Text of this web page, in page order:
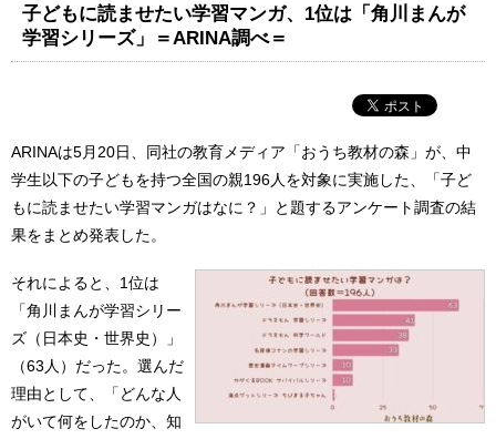
子どもに読ませたい学習マンガ、1位は「角川まんが
学習シリーズ」＝ARINA調べ＝
ARINAは5月20日、同社の教育メディア「おうち教材の森」が、中
学生以下の子どもを持つ全国の親196人を対象に実施した、「子ど
もに読ませたい学習マンガはなに？」と題するアンケート調査の結
果をまとめ発表した。
それによると、1位は
「角川まんが学習シリー
ズ（日本史・世界史）」
（63人）だった。選んだ
理由として、「どんな人
がいて何をしたのか、知